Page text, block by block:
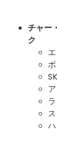
チャー
ク